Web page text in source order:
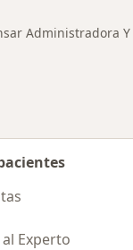
Administradora
Experto